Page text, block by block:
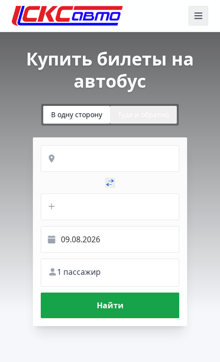
Купить билеты на
автобус
В одну сторону
1 пассажир
Найти